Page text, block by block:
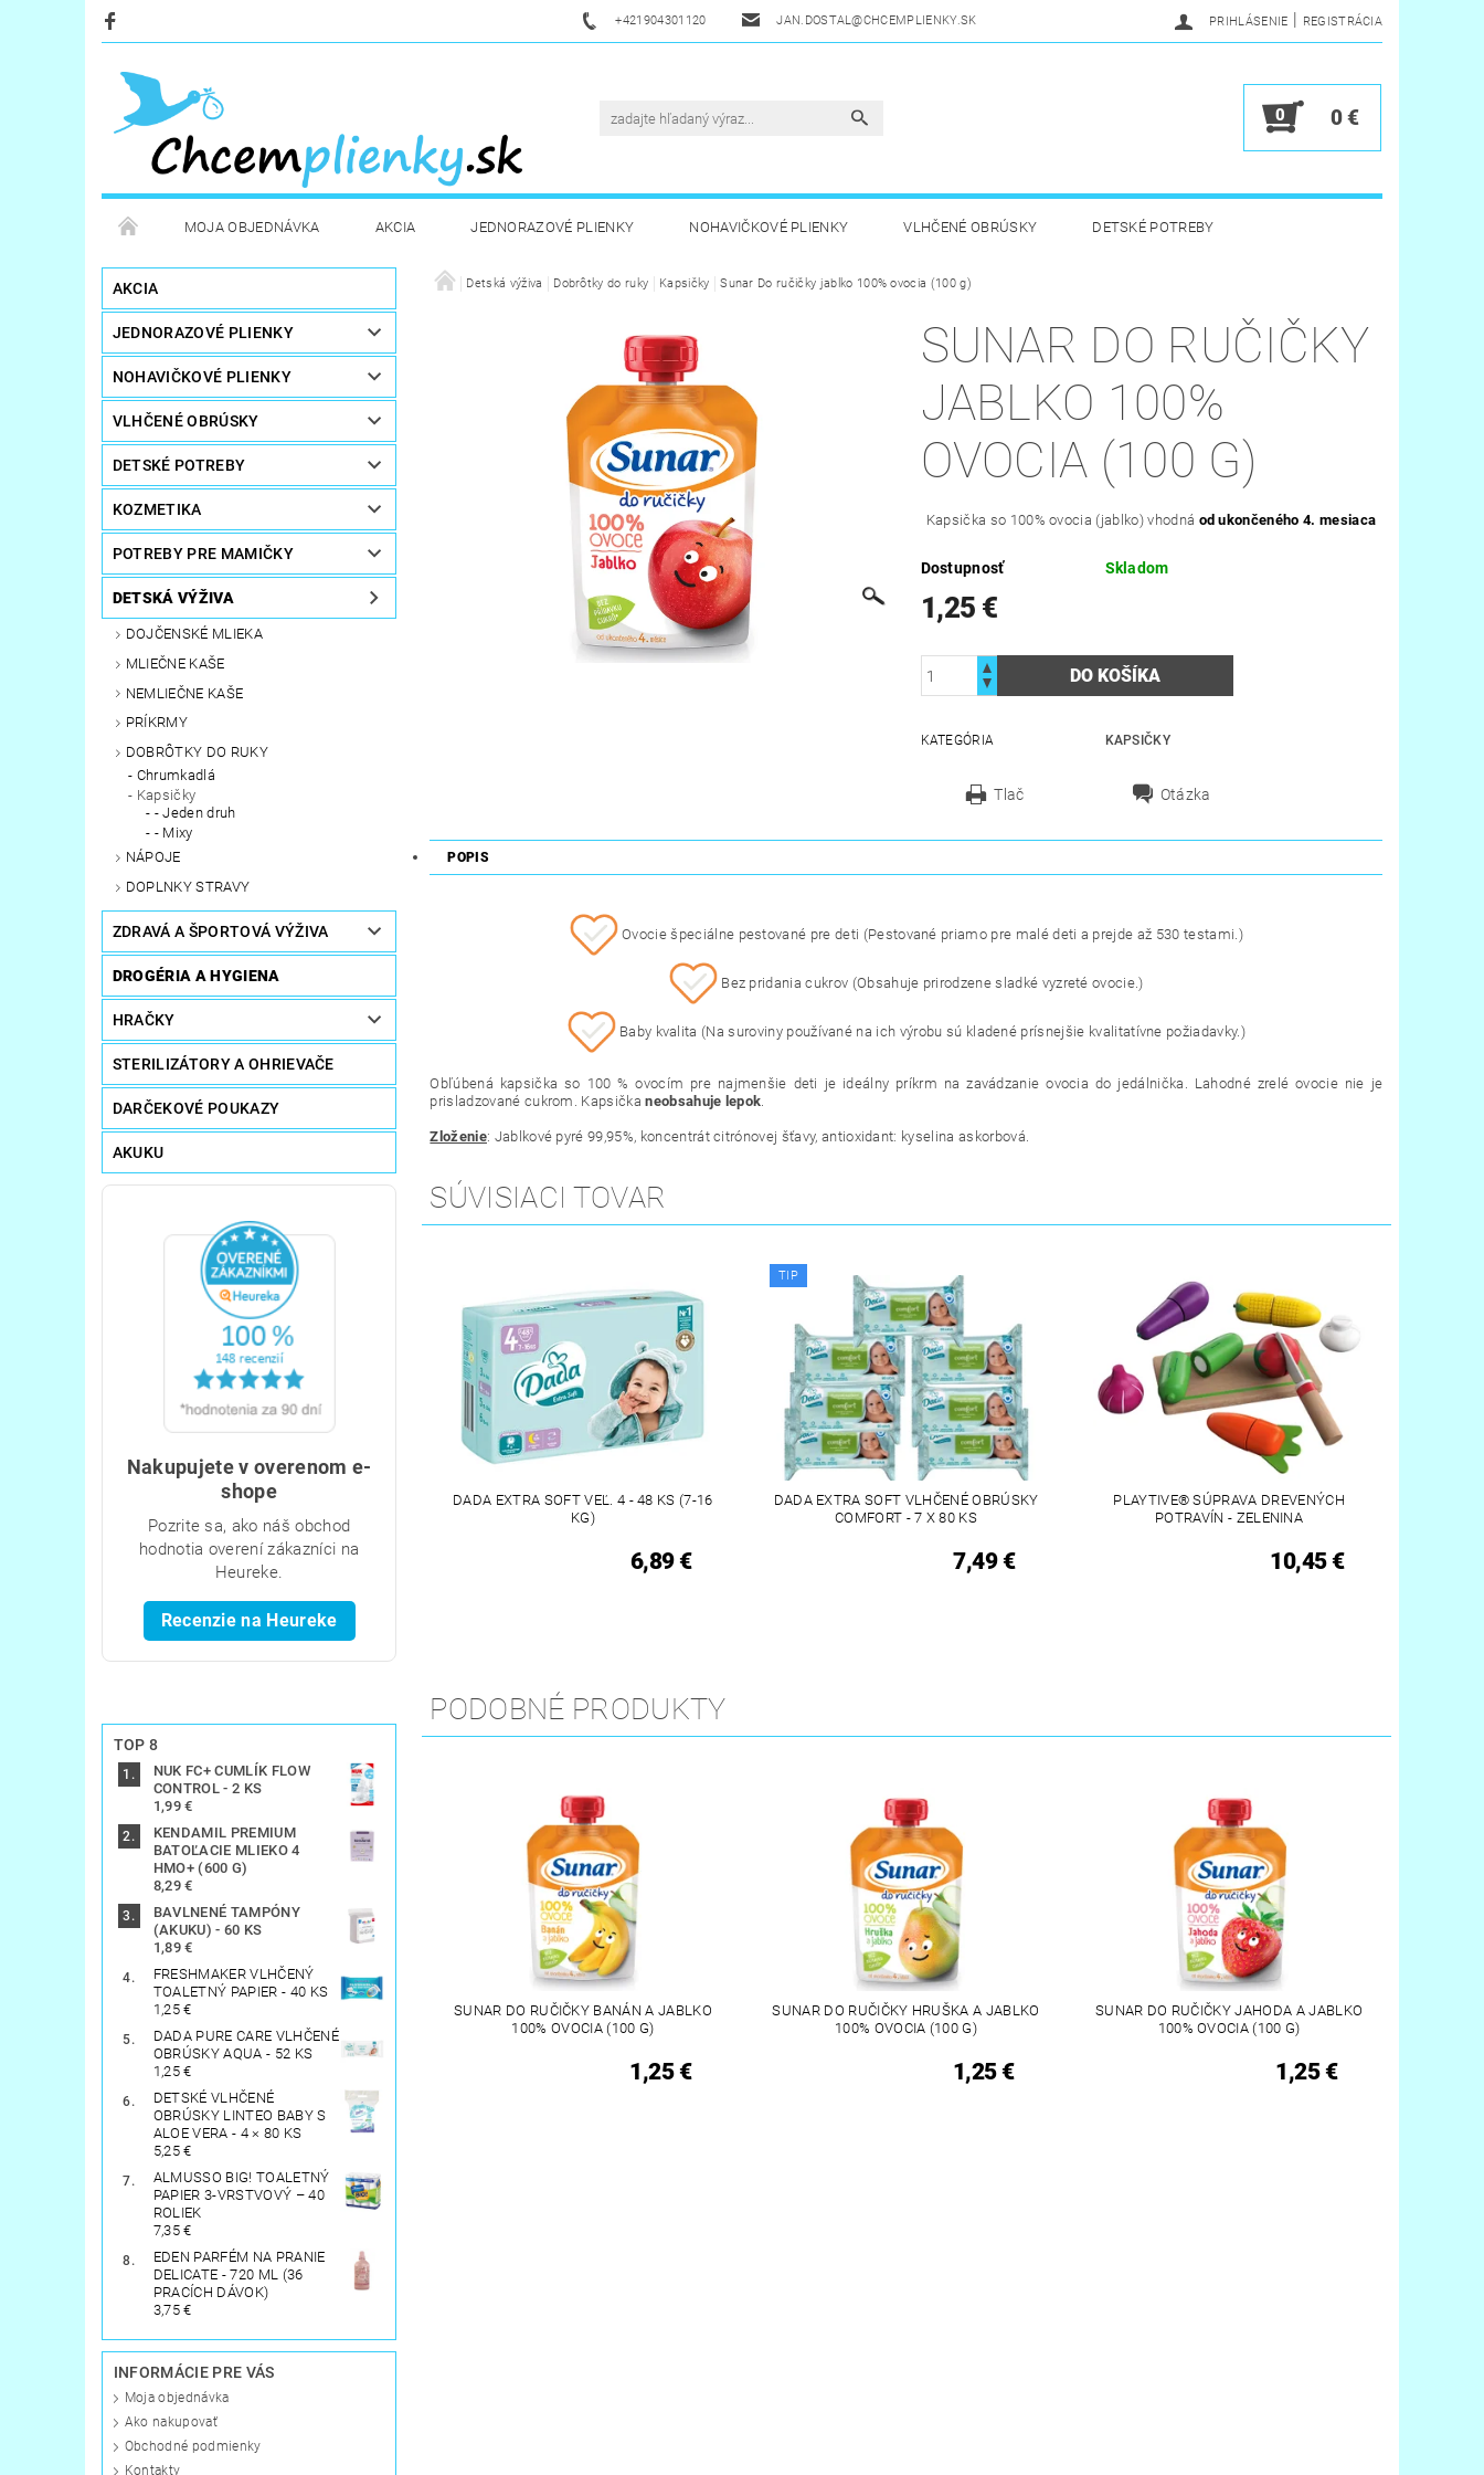
+421904301120 JAN.DOSTAL@CHCEMPLIENKY.SK PRIHLÁSENIE | REGISTRÁCIA
0 0 €
MOJA OBJEDNÁVKA AKCIA JEDNORAZOVÉ PLIENKY NOHAVIČKOVÉ PLIENKY VLHČENÉ OBRÚSKY DETSKÉ POTREBY
KOZMETIKA DETSKÁ VÝŽIVA ZDRAVÁ A ŠPORTOVÁ VÝŽIVA DROGÉRIA A HYGIENA
STERILIZÁTORY A OHRIEVAČE AKUKU OBCHODNÉ PODMIENKY KONTAKTY VERNOSTNÝ PROGRAM
AKCIA
JEDNORAZOVÉ PLIENKY
NOHAVIČKOVÉ PLIENKY
VLHČENÉ OBRÚSKY
DETSKÉ POTREBY
KOZMETIKA
POTREBY PRE MAMIČKY
DETSKÁ VÝŽIVA
DOJČENSKÉ MLIEKA
MLIEČNE KAŠE
NEMLIEČNE KAŠE
PRÍKRMY
DOBRÔTKY DO RUKY
Chrumkadlá
Kapsičky
- Jeden druh
- Mixy
NÁPOJE
DOPLNKY STRAVY
ZDRAVÁ A ŠPORTOVÁ VÝŽIVA
DROGÉRIA A HYGIENA
HRAČKY
STERILIZÁTORY A OHRIEVAČE
DARČEKOVÉ POUKAZY
AKUKU
Nakupujete v overenom e-
shope
Pozrite sa, ako náš obchod
hodnotia overení zákazníci na
Heureke.
Recenzie na Heureke
TOP 8
NUK FC+ CUMLÍK FLOW
CONTROL - 2 KS
1,99 €
KENDAMIL PREMIUM
BATOĽACIE MLIEKO 4
HMO+ (600 G)
8,29 €
BAVLNENÉ TAMPÓNY
(AKUKU) - 60 KS
1,89 €
FRESHMAKER VLHČENÝ
TOALETNÝ PAPIER - 40 KS
1,25 €
DADA PURE CARE VLHČENÉ
OBRÚSKY AQUA - 52 KS
1,25 €
DETSKÉ VLHČENÉ
OBRÚSKY LINTEO BABY S
ALOE VERA - 4 × 80 KS
5,25 €
ALMUSSO BIG! TOALETNÝ
PAPIER 3-VRSTVOVÝ – 40
ROLIEK
7,35 €
EDEN PARFÉM NA PRANIE
DELICATE - 720 ML (36
PRACÍCH DÁVOK)
3,75 €
INFORMÁCIE PRE VÁS
Moja objednávka
Ako nakupovať
Obchodné podmienky
Kontakty
Detská výživa Dobrôtky do ruky Kapsičky Sunar Do ručičky jablko 100% ovocia (100 g)
SUNAR DO RUČIČKY
JABLKO 100%
OVOCIA (100 G)
Kapsička so 100% ovocia (jablko) vhodná od ukončeného 4. mesiaca
Dostupnosť Skladom
1,25 €
KATEGÓRIA KAPSIČKY
Tlač Otázka
POPIS
Ovocie špeciálne pestované pre deti (Pestované priamo pre malé deti a prejde až 530 testami.)
Bez pridania cukrov (Obsahuje prirodzene sladké vyzreté ovocie.)
Baby kvalita (Na suroviny používané na ich výrobu sú kladené prísnejšie kvalitatívne požiadavky.)
Obľúbená kapsička so 100 % ovocím pre najmenšie deti je ideálny príkrm na zavádzanie ovocia do jedálnička. Lahodné zrelé ovocie nie je
prisladzované cukrom. Kapsičkaneobsahuje lepok.
Zloženie: Jablkové pyré 99,95%, koncentrát citrónovej šťavy, antioxidant: kyselina askorbová.
SÚVISIACI TOVAR
DADA EXTRA SOFT VEĽ. 4 - 48 KS (7-16
KG)
6,89 €
TIP
DADA EXTRA SOFT VLHČENÉ OBRÚSKY
COMFORT - 7 X 80 KS
7,49 €
PLAYTIVE® SÚPRAVA DREVENÝCH
POTRAVÍN - ZELENINA
10,45 €
PODOBNÉ PRODUKTY
SUNAR DO RUČIČKY BANÁN A JABLKO
100% OVOCIA (100 G)
1,25 €
SUNAR DO RUČIČKY HRUŠKA A JABLKO
100% OVOCIA (100 G)
1,25 €
SUNAR DO RUČIČKY JAHODA A JABLKO
100% OVOCIA (100 G)
1,25 €